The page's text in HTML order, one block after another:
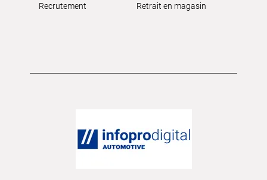
Recrutement
Retrait en magasin